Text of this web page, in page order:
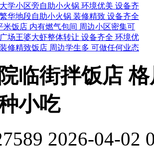
学小区旁自助小火锅 环境优美 设备齐
华地段自助小火锅 装修精致 设备齐全
米饭店 内有燃气包间 周边小区密集可
场王婆大虾整体转让 设备齐全 环境优
修精致饭店 周边学生多 可做任何业态
临街拌饭店
小吃
2026-04-02